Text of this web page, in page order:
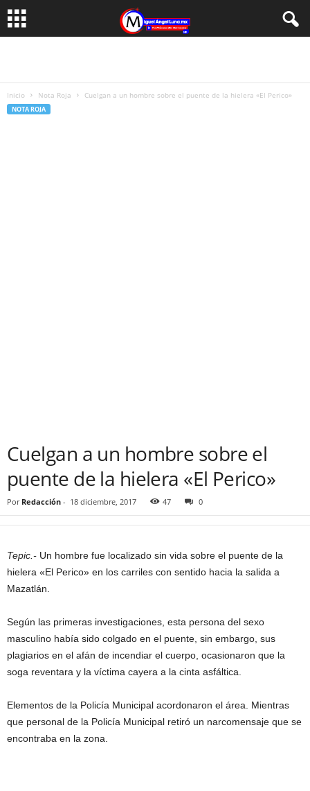
Inicio Nota Roja Cuelgan a un hombre sobre el puente de la hielera «El Perico»
NOTA ROJA
Cuelgan a un hombre sobre el
puente de la hielera «El Perico»
Por Redacción - 18 diciembre, 2017 47 0
Tepic.- Un hombre fue localizado sin vida sobre el puente de la
hielera «El Perico» en los carriles con sentido hacia la salida a
Mazatlán.
Según las primeras investigaciones, esta persona del sexo
masculino había sido colgado en el puente, sin embargo, sus
plagiarios en el afán de incendiar el cuerpo, ocasionaron que la
soga reventara y la víctima cayera a la cinta asfáltica.
Elementos de la Policía Municipal acordonaron el área. Mientras
que personal de la Policía Municipal retiró un narcomensaje que se
encontraba en la zona.